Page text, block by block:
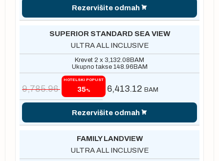
Rezervišite odmah
SUPERIOR STANDARD SEA VIEW
ULTRA ALL INCLUSIVE
Krevet 2 x 3,132.08 BAM
Ukupno takse 148.96 BAM
9,785.96
HOTELSKI POPUST
35% 6,413.12 BAM
Rezervišite odmah
FAMILY LANDVIEW
ULTRA ALL INCLUSIVE